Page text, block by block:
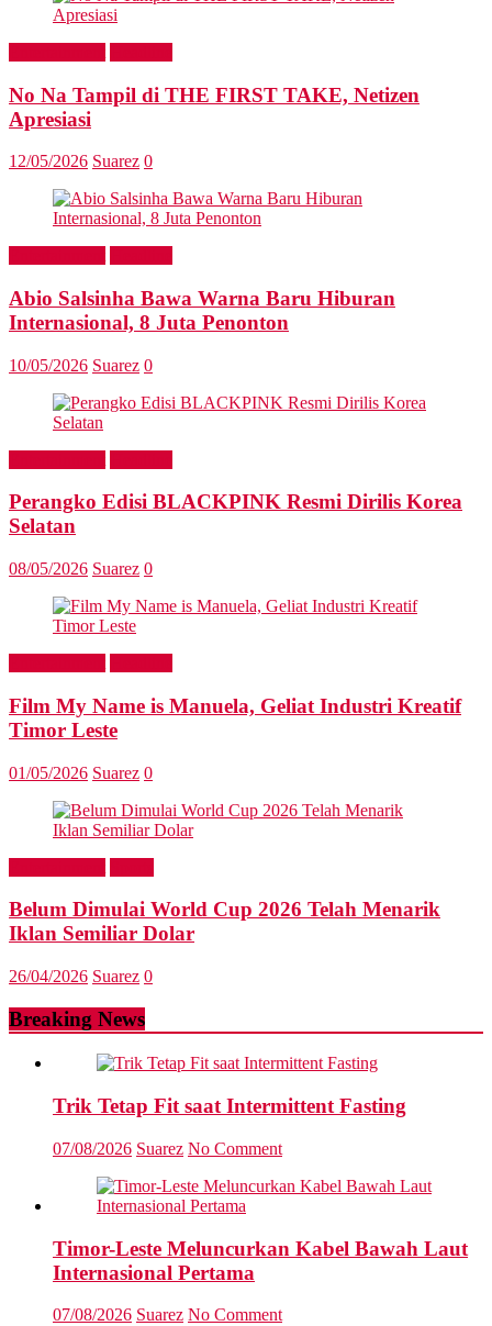
No Na Tampil di THE FIRST TAKE, Netizen
Apresiasi
12/05/2026 Suarez 0
Abio Salsinha Bawa Warna Baru Hiburan
Internasional, 8 Juta Penonton
10/05/2026 Suarez 0
Perangko Edisi BLACKPINK Resmi Dirilis Korea
Selatan
08/05/2026 Suarez 0
Film My Name is Manuela, Geliat Industri Kreatif
Timor Leste
01/05/2026 Suarez 0
Belum Dimulai World Cup 2026 Telah Menarik
Iklan Semiliar Dolar
26/04/2026 Suarez 0
Breaking News
Trik Tetap Fit saat Intermittent Fasting
07/08/2026 Suarez No Comment
Timor-Leste Meluncurkan Kabel Bawah Laut
Internasional Pertama
07/08/2026 Suarez No Comment